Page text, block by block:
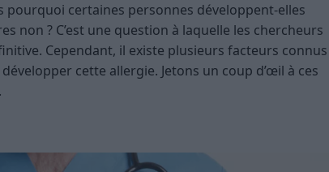
pourquoi certaines personnes développent-elles
non ? C’est une question à laquelle les chercheurs
Cependant, il existe plusieurs facteurs connus
cette allergie. Jetons un coup d’œil à ces